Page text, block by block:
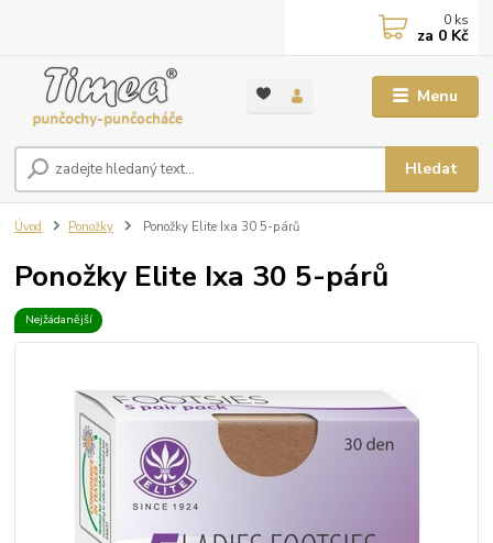
Menu
Hledat
0 ks
za 0 Kč
Úvod Ponožky Ponožky Elite Ixa 30 5-párů
Ponožky Elite Ixa 30 5-párů
Nejžádanější